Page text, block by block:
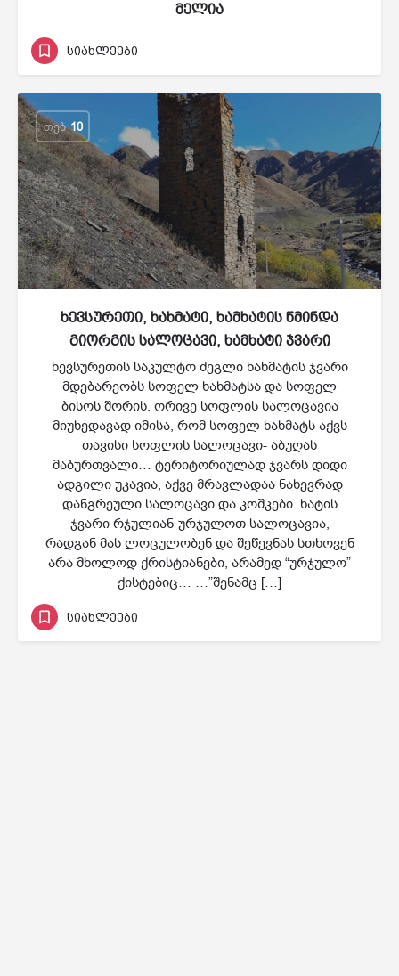
მელია
სიახლეები
ᲗᲔᲑ 10
ხევსურეთი, ხახმატი, ხამხატის წმინდა
გიორგის სალოცავი, ხამხატი ჯვარი
ხევსურეთის საკულტო ძეგლი ხახმატის ჯვარი
მდებარეობს სოფელ ხახმატსა და სოფელ
ბისოს შორის. ორივე სოფლის სალოცავია
მიუხედავად იმისა, რომ სოფელ ხახმატს აქვს
თავისი სოფლის სალოცავი- აბუღას
მაბურთვალი… ტერიტორიულად ჯვარს დიდი
ადგილი უკავია, აქვე მრავლადაა ნახევრად
დანგრეული სალოცავი და კოშკები. ხატის
ჯვარი რჯულიან-ურჯულოთ სალოცავია,
რადგან მას ლოცულობენ და შეწევნას სთხოვენ
არა მხოლოდ ქრისტიანები, არამედ “ურჯულო”
ქისტებიც… …”შენამც […]
სიახლეები